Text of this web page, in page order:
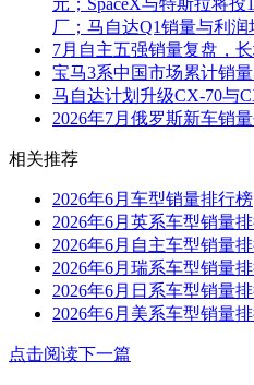
厂；马自达Q1销量与利润
7月自主五强销量复盘，
宝马3系中国市场累计销
马自达计划升级CX-70与
2026年7月俄罗斯新车销
相关推荐
2026年6月车型销量排行榜
2026年6月英系车型销量
2026年6月自主车型销量
2026年6月瑞系车型销量
2026年6月日系车型销量
2026年6月美系车型销量
点击阅读下一篇